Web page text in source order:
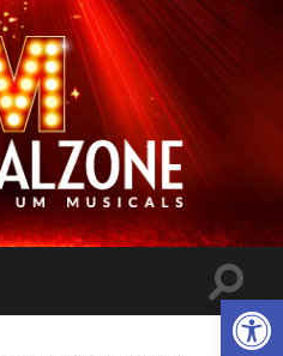
Musicalzone.de
ein-/